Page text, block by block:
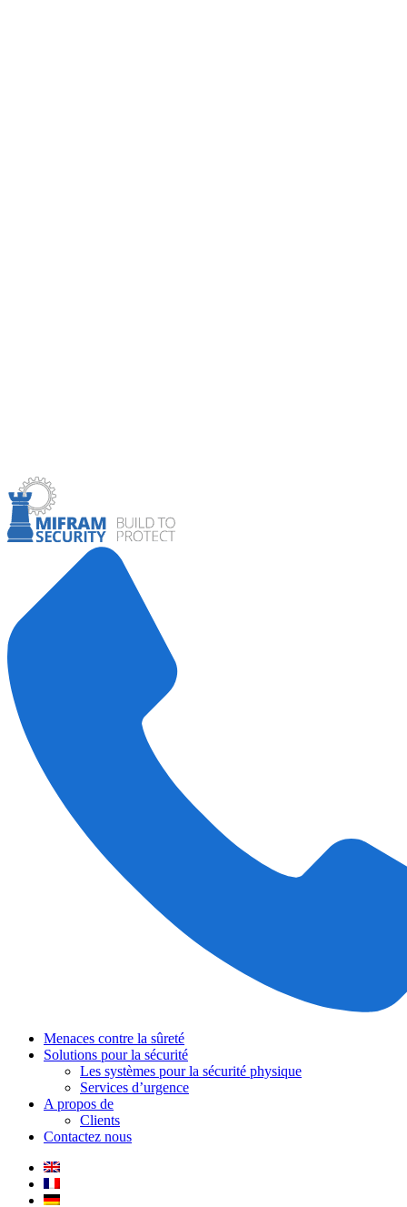
Menaces contre la sûreté
Solutions pour la sécurité
Les systèmes pour la sécurité physique
Services d’urgence
A propos de
Clients
Contactez nous